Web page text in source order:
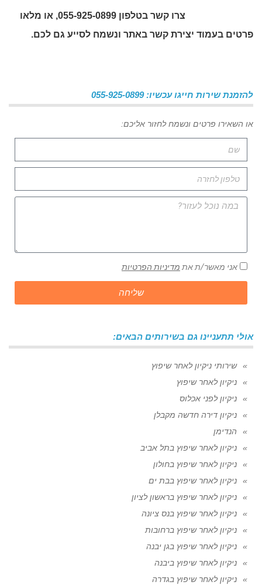
צרו קשר בטלפון 055-925-0899, או מלאו
פרטים בעמוד יצירת קשר באתר ונשמח לסייע גם לכם.
להזמנת שירות חייגו עכשיו: 055-925-0899
או השאירו פרטים ונשמח לחזור אליכם:
אני מאשר/ת את מדיניות הפרטיות
שליחה
אולי תתעניינו גם בשירותים הבאים:
שירותי ניקיון לאחר שיפוץ
ניקיון לאחר שיפוץ
ניקיון לפני אכלוס
ניקיון דירה חדשה מקבלן
הנדימן
ניקיון לאחר שיפוץ בתל אביב
ניקיון לאחר שיפוץ בחולון
ניקיון לאחר שיפוץ בבת ים
ניקיון לאחר שיפוץ בראשון לציון
ניקיון לאחר שיפוץ בנס ציונה
ניקיון לאחר שיפוץ ברחובות
ניקיון לאחר שיפוץ בגן יבנה
ניקיון לאחר שיפוץ ביבנה
ניקיון לאחר שיפוץ בגדרה